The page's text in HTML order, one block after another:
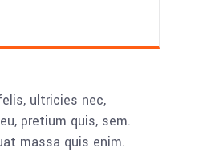
ultricies nec,
pretium quis, sem.
massa quis enim.